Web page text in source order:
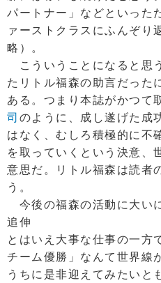
パートナー」などといった
ァーストクラスにふんぞり
略）。
こういうことになると思
たリトル福森の助言だった
ある。つまり本誌がかつて
司のように、成し遂げた成
はなく、むしろ積極的に不
を取っていくという決意、
意思だ。リトル福森は読者
う。
今後の福森の活動に大い
追伸
とはいえ大事な仕事の一
チーム優勝」なんて世界線
うちに是非迎えてみたいと